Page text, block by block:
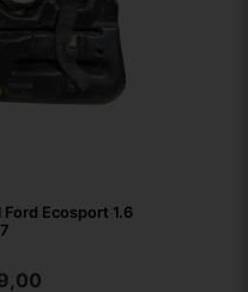
Ecosport 1.6